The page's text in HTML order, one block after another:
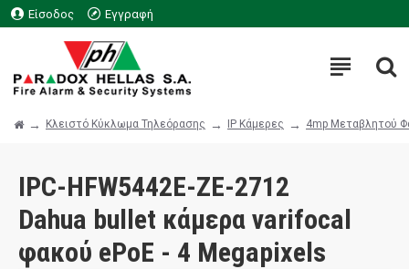
Είσοδος Εγγραφή
Κλειστό Κύκλωμα Τηλεόρασης IP Κάμερες 4mp Μεταβλητού
IPC-HFW5442E-ZE-2712
Dahua bullet κάμερα varifocal
φακού ePoE - 4 Megapixels